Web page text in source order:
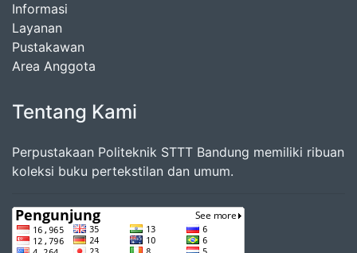
Informasi
Layanan
Pustakawan
Area Anggota
Tentang Kami
Perpustakaan Politeknik STTT Bandung memiliki ribuan
koleksi buku pertekstilan dan umum.